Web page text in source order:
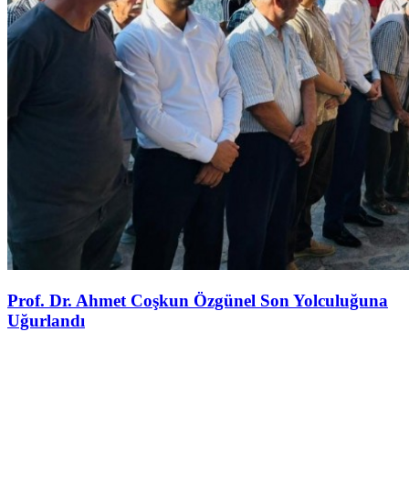
Prof. Dr. Ahmet Coşkun Özgünel Son Yolculuğuna
Uğurlandı